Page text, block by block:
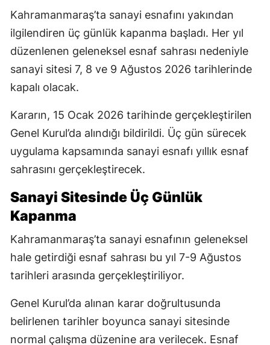
Kahramanmaraş’ta sanayi esnafını yakından
ilgilendiren üç günlük kapanma başladı. Her yıl
düzenlenen geleneksel esnaf sahrası nedeniyle
sanayi sitesi 7, 8 ve 9 Ağustos 2026 tarihlerinde
kapalı olacak.
Kararın, 15 Ocak 2026 tarihinde gerçekleştirilen
Genel Kurul’da alındığı bildirildi. Üç gün sürecek
uygulama kapsamında sanayi esnafı yıllık esnaf
sahrasını gerçekleştirecek.
Sanayi Sitesinde Üç Günlük
Kapanma
Kahramanmaraş’ta sanayi esnafının geleneksel
hale getirdiği esnaf sahrası bu yıl 7-9 Ağustos
tarihleri arasında gerçekleştiriliyor.
Genel Kurul’da alınan karar doğrultusunda
belirlenen tarihler boyunca sanayi sitesinde
normal çalışma düzenine ara verilecek. Esnaf